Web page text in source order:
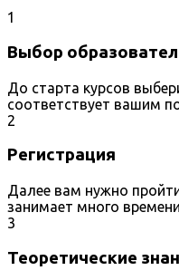
1
Выбор
До старта курсов
соответствует вашим
2
Регистрация
Далее вам нужно
занимает много
3
Теоретические